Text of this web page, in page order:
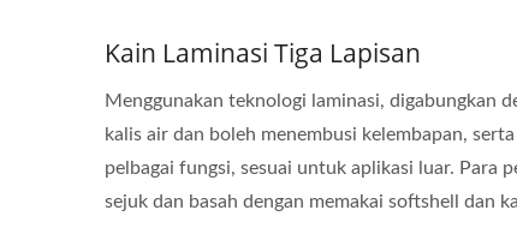
Kain Laminasi Tiga Lapisan
Menggunakan teknologi laminasi, digabungkan
kalis air dan boleh menembusi kelembapan,
pelbagai fungsi, sesuai untuk aplikasi luar. Para
sejuk dan basah dengan memakai softshell dan